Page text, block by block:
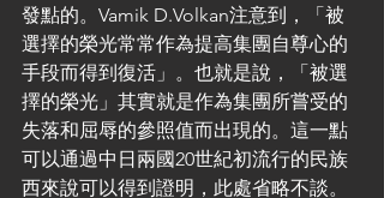
發點的。Vamik D.Volkan注意到，「被
選擇的榮光常常作為提高集團自尊心的
手段而得到復活」。也就是說，「被選
擇的榮光」其實就是作為集團所嘗受的
失落和屈辱的參照值而出現的。這一點
可以通過中日兩國20世紀初流行的民族
西來說可以得到證明，此處省略不談。